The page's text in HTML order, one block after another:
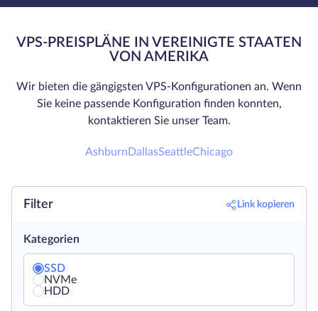
VPS-PREISPLÄNE IN VEREINIGTE STAATEN
VON AMERIKA
Wir bieten die gängigsten VPS-Konfigurationen an. Wenn
Sie keine passende Konfiguration finden konnten,
kontaktieren Sie unser Team.
Ashburn DallasSeattleChicago
Filter Link kopieren
Kategorien
SSD
NVMe
HDD